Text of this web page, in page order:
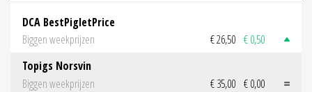
DCA BestPigletPrice
Biggen weekprijzen
€ 26,50 € 0,50
Topigs Norsvin
Biggen weekprijzen
€ 35,00 € 0,00